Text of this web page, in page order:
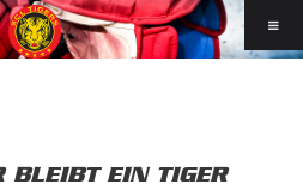
BLEIBT EIN TIGER